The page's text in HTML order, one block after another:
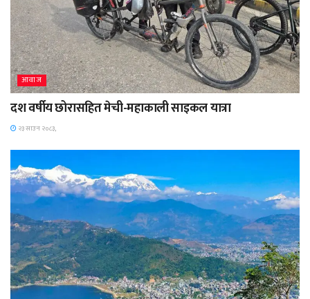
आवाज
दश वर्षीय छोरासहित मेची-महाकाली साइकल यात्रा
२३ साउन २०८३,